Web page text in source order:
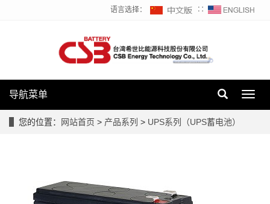
语言选择： ∷
导航菜单
您的位置： 网站首页 > 产品系列 > UPS系列（UPS蓄电池）